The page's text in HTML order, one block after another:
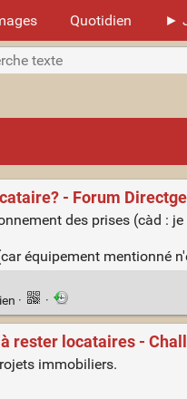
Quotidien ►
- Forum
des prises (càd :
équipement mentionné
· ·
rester locataires -
immobiliers.